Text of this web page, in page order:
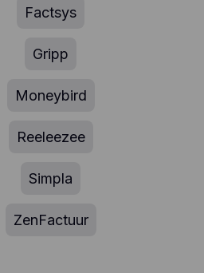
Factsys
Gripp
Moneybird
Reeleezee
Simpla
ZenFactuur